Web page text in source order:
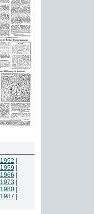
1952
1959
1966
1973
1980|
1987